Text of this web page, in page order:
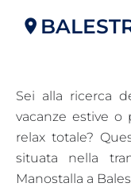
Sei alla ricerca
vacanze estive
relax totale?
situata nella
Manostalla a